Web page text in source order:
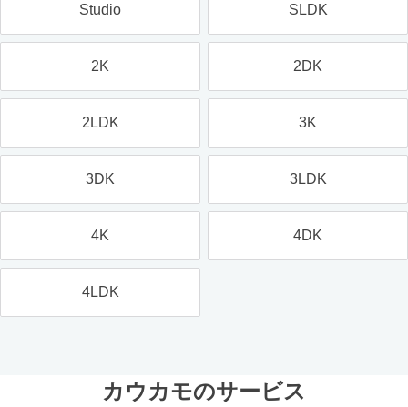
Studio SLDK
2K 2DK
2LDK 3K
3DK 3LDK
4K 4DK
4LDK
カウカモのサービス